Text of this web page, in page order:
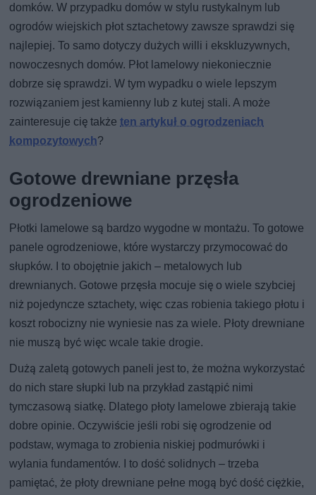
domków. W przypadku domów w stylu rustykalnym lub
ogrodów wiejskich płot sztachetowy zawsze sprawdzi się
najlepiej. To samo dotyczy dużych willi i ekskluzywnych,
nowoczesnych domów. Płot lamelowy niekoniecznie
dobrze się sprawdzi. W tym wypadku o wiele lepszym
rozwiązaniem jest kamienny lub z kutej stali. A może
zainteresuje cię takżeten artykuł o ogrodzeniach
kompozytowych?
Gotowe drewniane przęsła
ogrodzeniowe
Płotki lamelowe są bardzo wygodne w montażu. To gotowe
panele ogrodzeniowe, które wystarczy przymocować do
słupków. I to obojętnie jakich – metalowych lub
drewnianych. Gotowe przęsła mocuje się o wiele szybciej
niż pojedyncze sztachety, więc czas robienia takiego płotu i
koszt robocizny nie wyniesie nas za wiele. Płoty drewniane
nie muszą być więc wcale takie drogie.
Dużą zaletą gotowych paneli jest to, że można wykorzystać
do nich stare słupki lub na przykład zastąpić nimi
tymczasową siatkę. Dlatego płoty lamelowe zbierają takie
dobre opinie. Oczywiście jeśli robi się ogrodzenie od
podstaw, wymaga to zrobienia niskiej podmurówki i
wylania fundamentów. I to dość solidnych – trzeba
pamiętać, że płoty drewniane pełne mogą być dość ciężkie,